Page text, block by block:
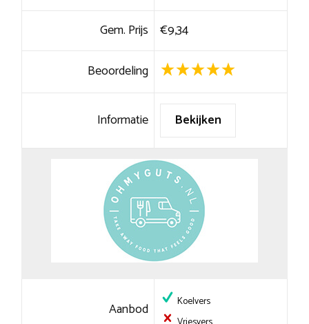
Gem. Prijs €9,34
Beoordeling
Informatie Bekijken
Aanbod
Koelvers